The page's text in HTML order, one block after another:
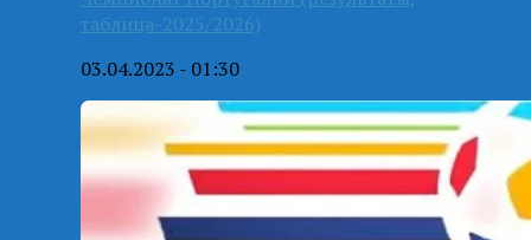
таблица-2025/2026)
03.04.2023 - 01:30